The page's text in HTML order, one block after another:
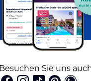
Besuchen Sie uns